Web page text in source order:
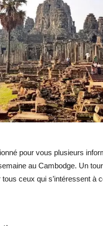
pour vous plusieurs
au Cambodge. Un tour
ceux qui s’intéressent à